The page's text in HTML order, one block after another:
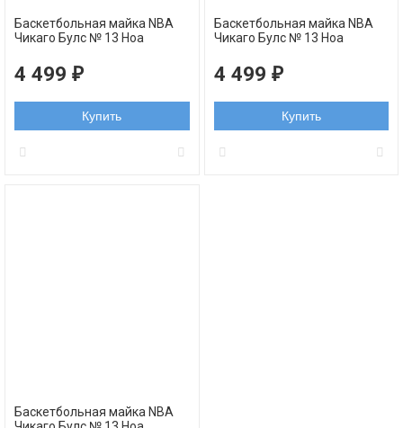
Баскетбольная майка NBA
Чикаго Булс № 13 Ноа
swingman REV30
4 499 ₽
Купить
Баскетбольная майка NBA
Чикаго Булс № 13 Ноа
swingman REV30
4 499 ₽
Купить
Баскетбольная майка NBA